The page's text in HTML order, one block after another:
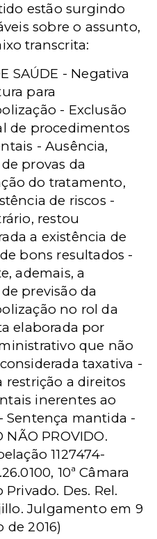
estão surgindo
sobre o assunto,
transcrita:
SAÚDE - Negativa
para
- Exclusão
de procedimentos
- Ausência,
provas da
do tratamento,
de riscos -
restou
a existência de
bons resultados -
ademais, a
previsão da
no rol da
elaborada por
que não
taxativa -
restrição a direitos
inerentes ao
Sentença mantida -
NÃO PROVIDO.
1127474-
10ª Câmara
Des. Rel.
Julgamento em 9
de 2016)